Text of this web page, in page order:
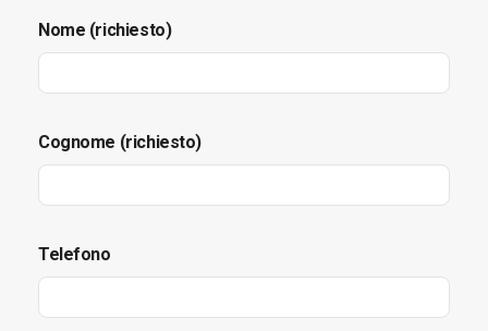
Nome (richiesto)
Cognome (richiesto)
Telefono